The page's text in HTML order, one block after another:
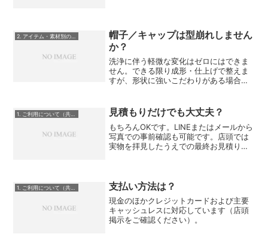
帽子／キャップは型崩れしません
か？
洗浄に伴う軽微な変化はゼロにはできま
せん。できる限り成形・仕上げで整えま
すが、形状に強いこだわりがある場合は
見積もりだけでも大丈夫？
もちろんOKです。LINEまたはメールから
写真での事前確認も可能です。店頭では
実物を拝見したうえでの最終お見積りと
1. ご利用について（共通） 支払い方法は？
現金のほかクレジットカードおよび主要
キャッシュレスに対応しています（店頭
掲示をご確認ください）。